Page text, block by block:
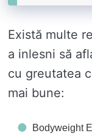
Există multe
a inlesni să
cu greutatea
mai bune:
Bodyweight